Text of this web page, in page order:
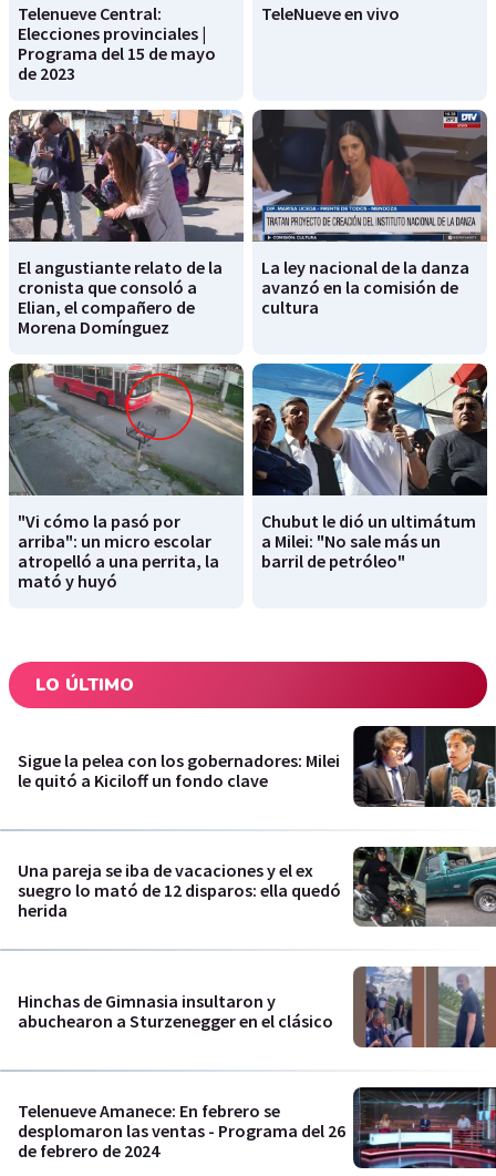
Telenueve Central:
Elecciones provinciales |
Programa del 15 de mayo
de 2023
TeleNueve en vivo
El angustiante relato de la
cronista que consoló a
Elian, el compañero de
Morena Domínguez
La ley nacional de la danza
avanzó en la comisión de
cultura
"Vi cómo la pasó por
arriba": un micro escolar
atropelló a una perrita, la
mató y huyó
Chubut le dió un ultimátum
a Milei: "No sale más un
barril de petróleo"
LO ÚLTIMO
Sigue la pelea con los gobernadores: Milei
le quitó a Kiciloff un fondo clave
Una pareja se iba de vacaciones y el ex
suegro lo mató de 12 disparos: ella quedó
herida
Hinchas de Gimnasia insultaron y
abuchearon a Sturzenegger en el clásico
Telenueve Amanece: En febrero se
desplomaron las ventas - Programa del 26
de febrero de 2024